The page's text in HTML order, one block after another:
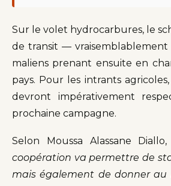
Sur le volet hydrocarbures, le
de transit —
maliens prenant ensuite en
pays. Pour les intrants
devront impérativement
prochaine campagne.
Selon Moussa Alassane
coopération va permettre de
mais également de donner au